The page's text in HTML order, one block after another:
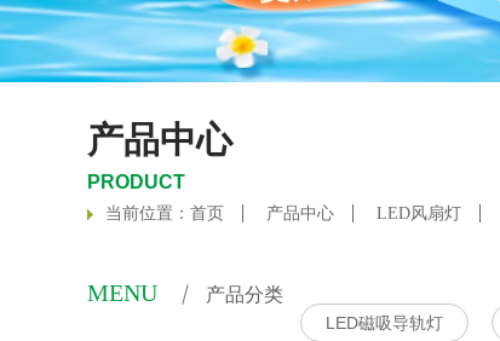
产品中心
PRODUCT
当前位置： 首页 产品中心 LED风扇灯
MENU 产品分类
LED磁吸导轨灯